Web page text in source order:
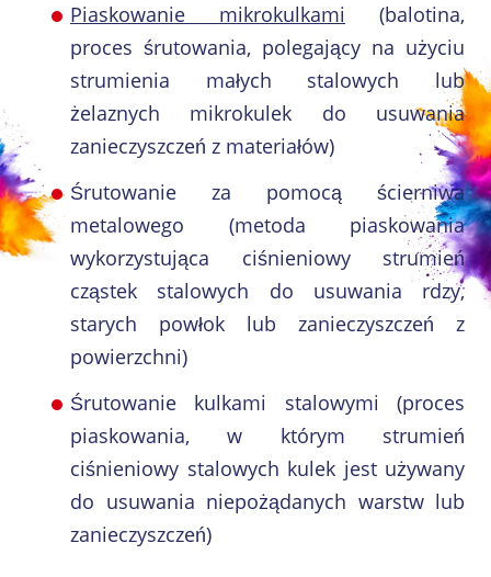
Piaskowanie mikrokulkami (balotina,
proces śrutowania, polegający na użyciu
strumienia małych stalowych lub
żelaznych mikrokulek do usuwania
zanieczyszczeń z materiałów)
Śrutowanie za pomocą ścierniwa
metalowego (metoda piaskowania
wykorzystująca ciśnieniowy strumień
cząstek stalowych do usuwania rdzy,
starych powłok lub zanieczyszczeń z
powierzchni)
Śrutowanie kulkami stalowymi (proces
piaskowania, w którym strumień
ciśnieniowy stalowych kulek jest używany
do usuwania niepożądanych warstw lub
zanieczyszczeń)